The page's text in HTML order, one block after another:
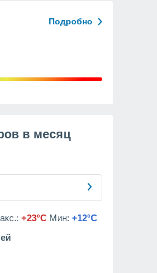
Подробно
в месяц
+23°C Мин: +12°C